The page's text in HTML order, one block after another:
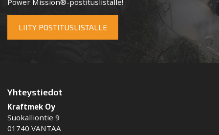
Power Mission®-postituslistalle!
LIITY POSTITUSLISTALLE
Yhteystiedot
Kraftmek Oy
Suokalliontie 9
01740 VANTAA